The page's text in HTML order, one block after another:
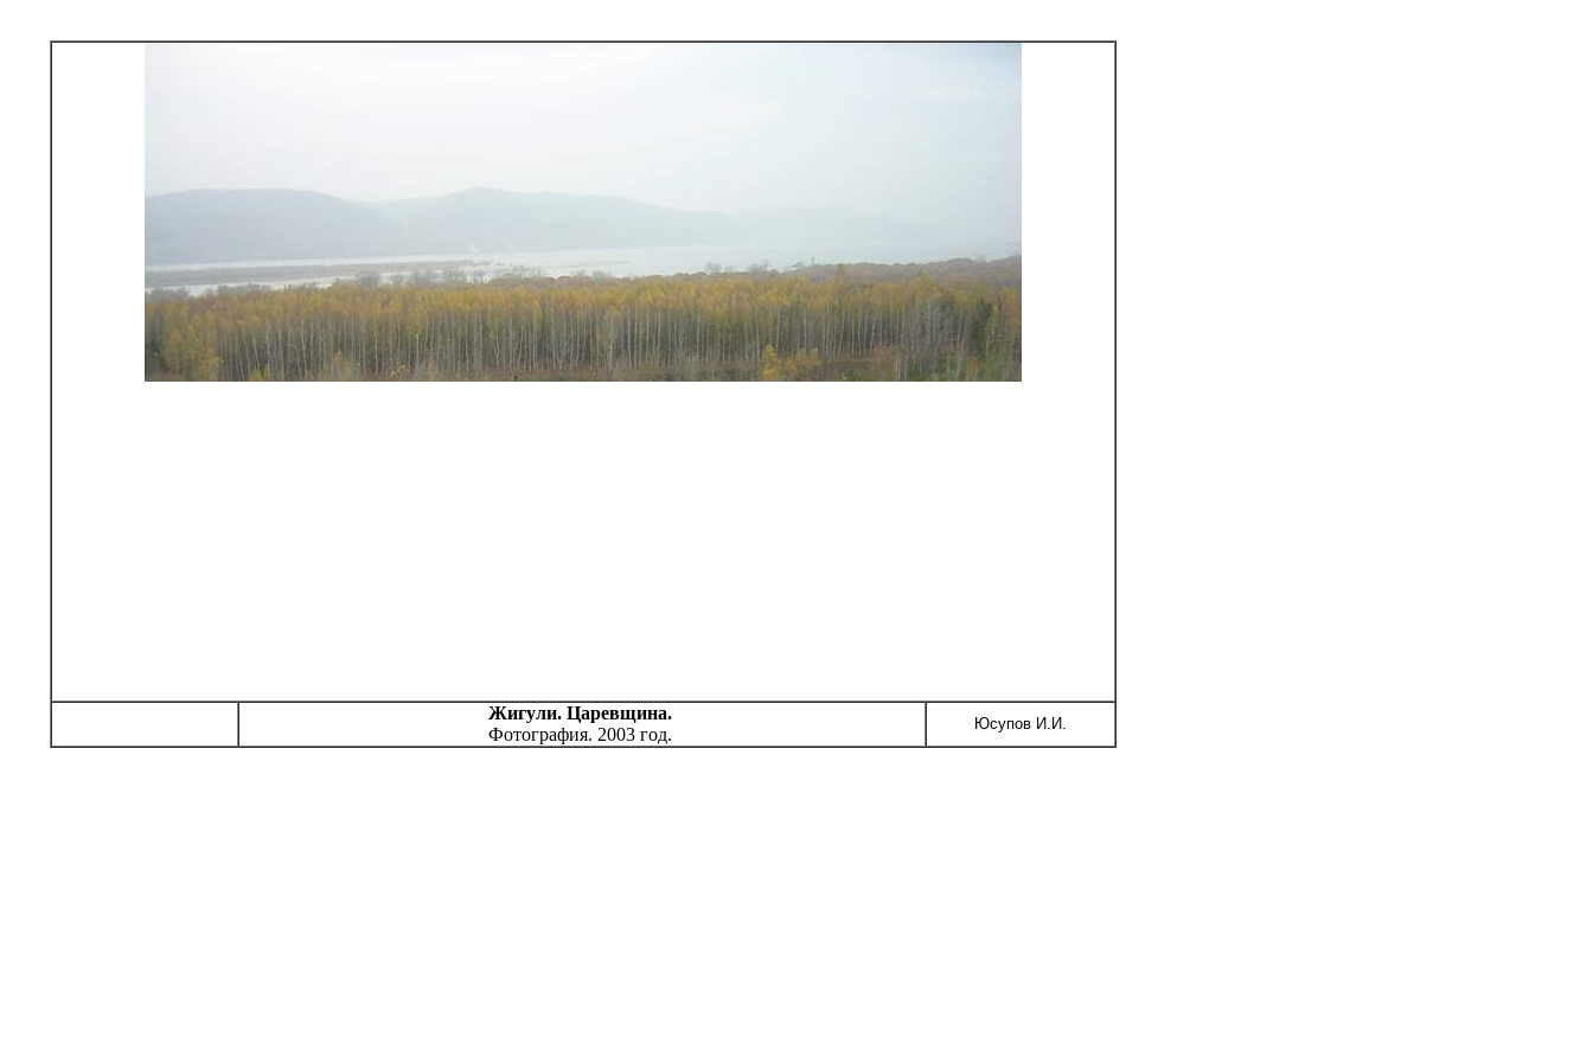
Жигули. Царевщина.
Фотография. 2003 год.
Юсупов И.И.